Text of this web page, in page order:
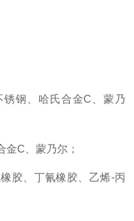
钢、哈氏合金C、蒙乃
C、蒙乃尔；
胶、丁氰橡胶、乙烯-丙